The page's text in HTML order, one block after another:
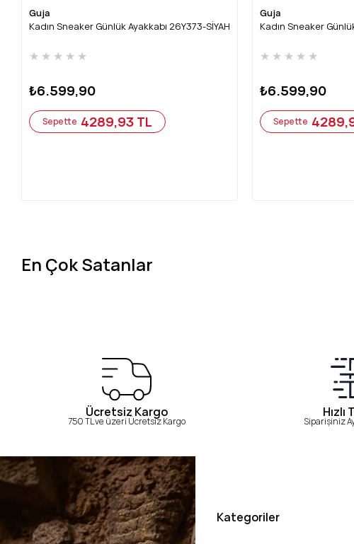
Guja
Kadın Sneaker Günlük Ayakkabı 26Y373-SİYAH
★ ★ ★ ★ ★
₺6.599,90
Sepette 4289,93 TL
Guja
Kadın Sneaker
★ ★ ★ ★ ★
₺6.599,90
Sepette
En Çok Satanlar
Ücretsiz Kargo
750 TL ve üzeri Ücretsiz Kargo Siparişiniz
Kategoriler